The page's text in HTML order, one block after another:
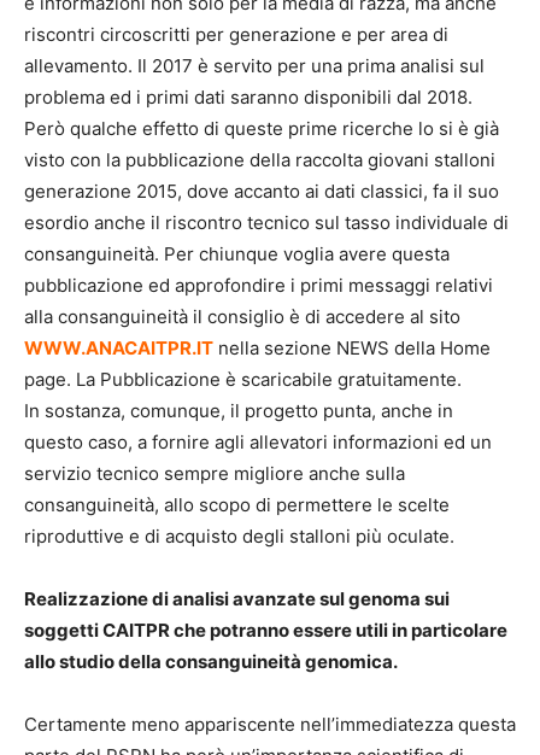
riscontri circoscritti per generazione e per area di
allevamento. Il 2017 è servito per una prima analisi sul
problema ed i primi dati saranno disponibili dal 2018.
Però qualche effetto di queste prime ricerche lo si è già
visto con la pubblicazione della raccolta giovani stalloni
generazione 2015, dove accanto ai dati classici, fa il suo
esordio anche il riscontro tecnico sul tasso individuale di
consanguineità. Per chiunque voglia avere questa
pubblicazione ed approfondire i primi messaggi relativi
alla consanguineità il consiglio è di accedere al sito
WWW.ANACAITPR.IT nella sezione NEWS della Home
page. La Pubblicazione è scaricabile gratuitamente.
In sostanza, comunque, il progetto punta, anche in
questo caso, a fornire agli allevatori informazioni ed un
servizio tecnico sempre migliore anche sulla
consanguineità, allo scopo di permettere le scelte
riproduttive e di acquisto degli stalloni più oculate.
Realizzazione di analisi avanzate sul genoma sui
soggetti CAITPR che potranno essere utili in particolare
allo studio della consanguineità genomica.
Certamente meno appariscente nell’immediatezza questa